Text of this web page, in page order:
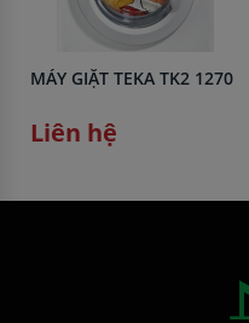
MÁY GIẶT TEKA TK2 1270
Liên hệ